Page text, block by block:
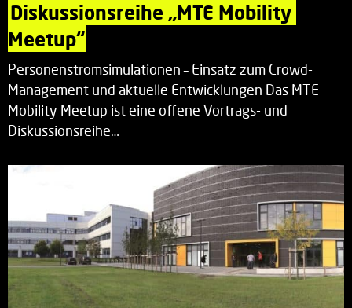
Diskussionsreihe „MTE Mobility
Meetup“
Personenstromsimulationen – Einsatz zum Crowd-
Management und aktuelle Entwicklungen Das MTE
Mobility Meetup ist eine offene Vortrags- und
Diskussionsreihe…